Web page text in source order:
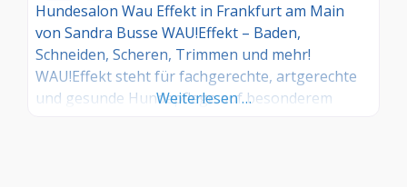
Hundesalon Wau Effekt in Frankfurt am Main
von Sandra Busse WAU!Effekt – Baden,
Schneiden, Scheren, Trimmen und mehr!
WAU!Effekt steht für fachgerechte, artgerechte
und gesunde Hundepflege auf besonderem
Weiterlesen …